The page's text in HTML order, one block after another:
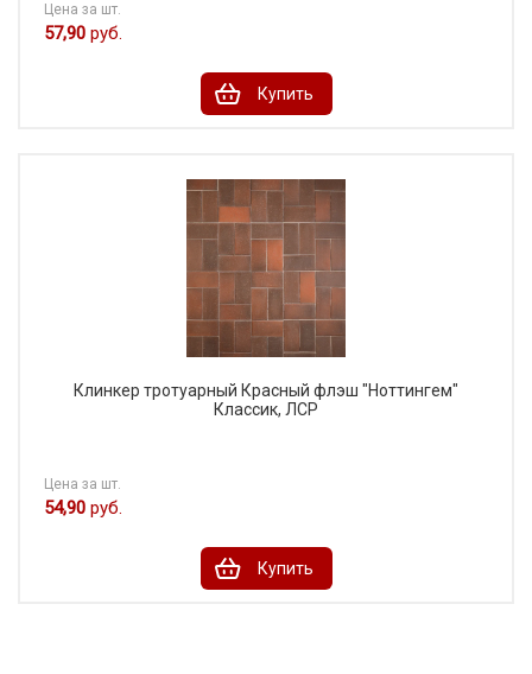
Цена за шт.
57,90 руб.
Купить
Клинкер тротуарный Красный флэш "Ноттингем"
Классик, ЛСР
Цена за шт.
54,90 руб.
Купить